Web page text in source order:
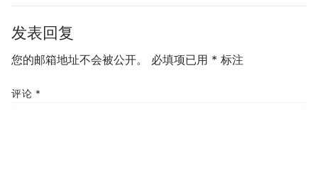
发表回复
您的邮箱地址不会被公开。 必填项已用 * 标注
评论 *